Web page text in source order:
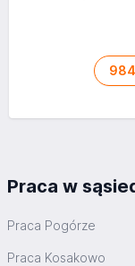
984
Praca w
Praca Pogórze
Praca Kosakowo